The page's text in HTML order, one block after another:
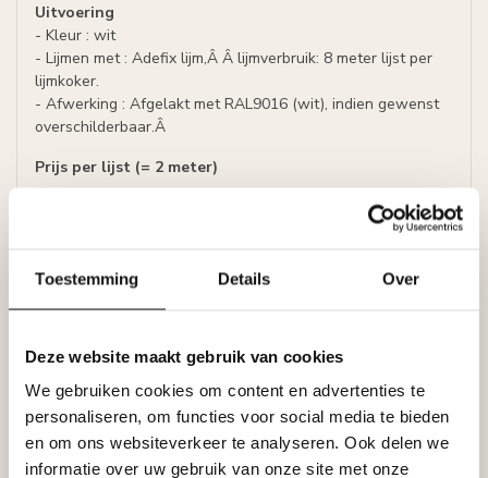
Toestemming Details Over
Deze website maakt gebruik van cookies
We gebruiken cookies om content en advertenties te
personaliseren, om functies voor social media te bieden
en om ons websiteverkeer te analyseren. Ook delen we
informatie over uw gebruik van onze site met onze
Uitvoering
- Kleur : wit
- Lijmen met : Adefix lijm,Â Â lijmverbruik: 8 meter lijst per
lijmkoker.
- Afwerking : Afgelakt met RAL9016 (wit), indien gewenst
overschilderbaar.Â
Prijs per lijst (= 2 meter)
Leverancier
Gerelateerde producten
NMC
NMC Nomafloor CS110